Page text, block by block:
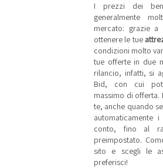
I prezzi dei
generalmente
mercato: grazie a
ottenere le tue
condizioni molto
tue offerte in due
rilancio, infatti, si
Bid, con cui
massimo di offerta.
te, anche quando
automaticamente
conto, fino al
preimpostato.
sito e scegli le
preferisci!